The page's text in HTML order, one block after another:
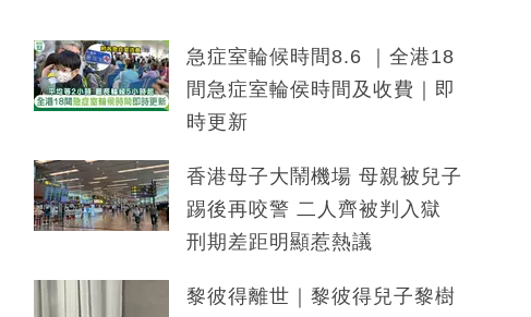
急症室輪候時間8.6 ｜全港18
間急症室輪侯時間及收費｜即
時更新
香港母子大鬧機場 母親被兒子
踢後再咬警 二人齊被判入獄
刑期差距明顯惹熱議
黎彼得離世｜黎彼得兒子黎樹